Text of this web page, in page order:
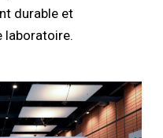
durable et
laboratoire.